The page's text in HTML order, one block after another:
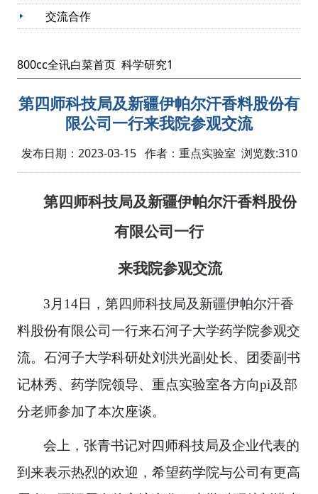
交流合作
800cc全讯白菜首页 科学研究1
第四师科技局及新疆伊帕尔汗香料股份有
限公司一行来我院参观交流
发布日期：2023-03-15 作者：重点实验室 浏览数:310
第四师科技局及新疆伊帕尔汗香料股份
有限公司一行
来我院参观交流
3 月 14日，第四师科技局及新疆伊帕尔汗香
料股份有限公司一行来石河子大学药学院参观交
流。石河子大学科研处刘洪光副处长、团委副书
记林秀、药学院领导、重点实验室各方向pi及部
分老师参加了本次座谈。
会上，张青书记对四师科技局及企业代表的
到来表示热烈的欢迎，希望药学院与公司有更高